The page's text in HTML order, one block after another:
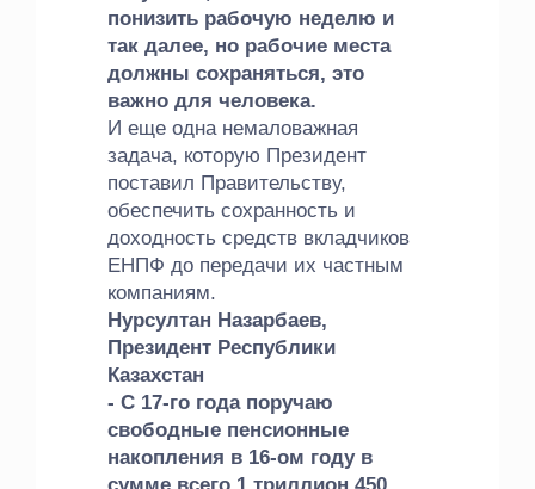
понизить рабочую неделю и
так далее, но рабочие места
должны сохраняться, это
важно для человека.
И еще одна немаловажная
задача, которую Президент
поставил Правительству,
обеспечить сохранность и
доходность средств вкладчиков
ЕНПФ до передачи их частным
компаниям.
Нурсултан Назарбаев,
Президент Республики
Казахстан
- С 17-го года поручаю
свободные пенсионные
накопления в 16-ом году в